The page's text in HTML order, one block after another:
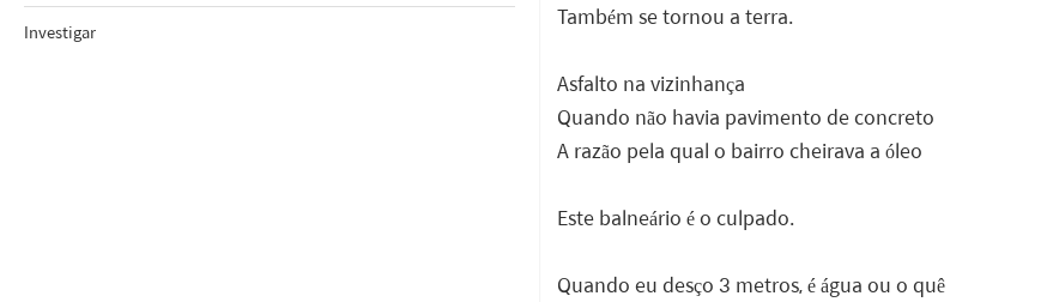
Investigar
Também se tornou a terra.
Asfalto na vizinhança
Quando não havia pavimento de concreto
A razão pela qual o bairro cheirava a óleo
Este balneário é o culpado.
Quando eu desço 3 metros, é água ou o quê